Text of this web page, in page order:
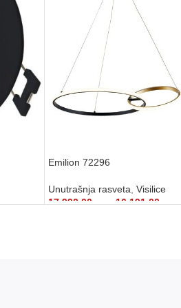
Emilion 72296
Unutrašnja rasveta, Visilice
17.990,00рсд 16.191,00рсд